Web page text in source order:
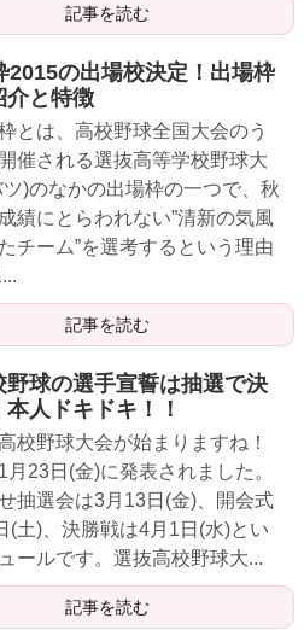
記事を読む
2015の出場校決定！出場枠
介と特徴
とは、高校野球全国大会のう
催される選抜高等学校野球大
)のなかの出場枠の一つで、秋
績にとらわれない”清新の気風
チーム”を選考するという理由
記事を読む
野球の選手宣誓は抽選で決
人ドキドキ！！
校野球大会が始まりますね！
月23日(金)に発表されました。
抽選会は3月13日(金)、開会式
(土)、決勝戦は4月1日(水)とい
ールです。選抜高校野球大...
記事を読む